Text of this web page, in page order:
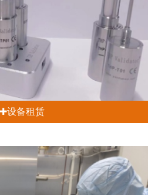
设备租赁